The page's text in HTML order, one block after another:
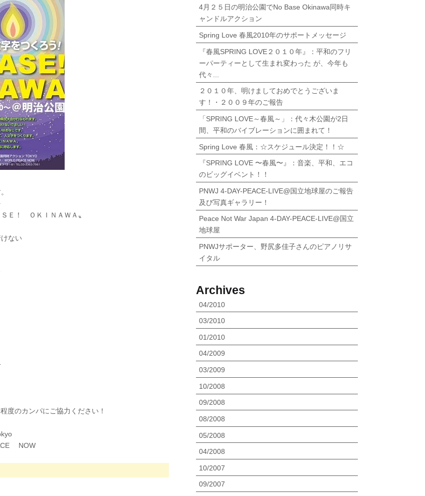
Ｅ！ ＯＫＩＮＡＷＡ〟
ない
度のカンパにご協力ください！
NOW
4月２５日の明治公園でNo Base Okinawa同時キ
ャンドルアクション
Spring Love 春風2010年のサポートメッセージ
『春風SPRING LOVE２０１０年』：平和のフリ
ーパーティーとして生まれ変わった が、今年も
代々...
２０１０年、明けましておめでとうございま
す！・２００９年のご報告
「SPRING LOVE～春風～」：代々木公園が2日
間、平和のバイブレーションに囲まれて！
Spring Love 春風：☆スケジュール決定！！☆
『SPRING LOVE 〜春風〜』：音楽、平和、エコ
のビッグイベント！！
PNWJ 4-DAY-PEACE-LIVE@国立地球屋のご報告
及び写真ギャラリー！
Peace Not War Japan 4-DAY-PEACE-LIVE@国立
地球屋
PNWJサポーター、野尻多佳子さんのピアノリサ
イタル
Archives
04/2010
03/2010
01/2010
04/2009
03/2009
10/2008
09/2008
08/2008
05/2008
04/2008
10/2007
09/2007